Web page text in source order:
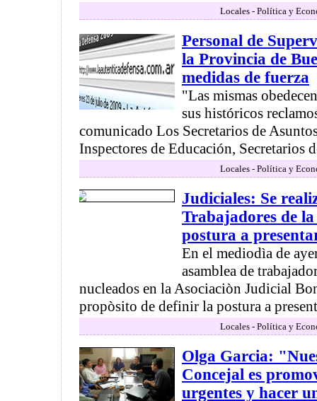
Locales - Política y
Personal de
la Provincia de
medidas de fuerza
"Las mismas
sus históricos
comunicado Los Secretarios de
Inspectores de Educación, Secretarios
Locales - Política y
Judiciales: Se
Trabajadores de
postura a
En el mediodìa de
asamblea de
nucleados en la Asociaciòn Judicial
propòsito de definir la postura a
Locales - Política y
Olga Garcia:
Concejal es
urgentes y hacer